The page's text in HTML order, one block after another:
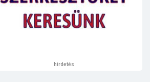
hirdetés